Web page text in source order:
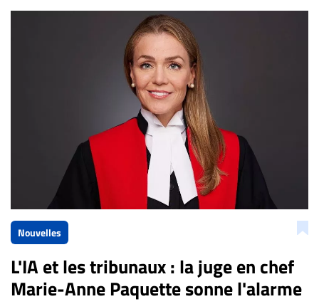
Bien à vous,
La Rédaction de Droit-inc.com
Nouvelles
L'IA et les tribunaux : la juge en chef
Marie-Anne Paquette sonne l'alarme